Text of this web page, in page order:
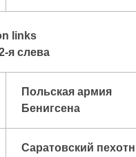
links
я слева
Польская армия
Бенигсена
Саратовский